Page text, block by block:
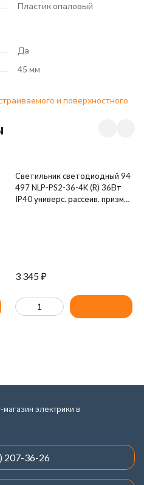
Пластик опаловый
Да
45 мм
и поверхностного
Светильник светодиодный 94
497 NLP-PS2-36-4K (R) 36Вт
IP40 универс. рассеив. призма
3 345₽
электрики в
207-36-26